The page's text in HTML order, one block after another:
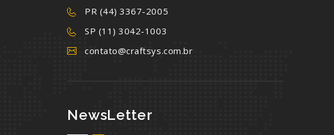
PR (44) 3367-2005
SP (11) 3042-1003
contato@craftsys.com.br
NewsLetter